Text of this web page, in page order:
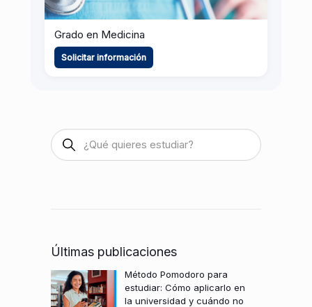
Grado en Medicina
Solicitar información
Últimas publicaciones
Método Pomodoro para
estudiar: Cómo aplicarlo en
la universidad y cuándo no